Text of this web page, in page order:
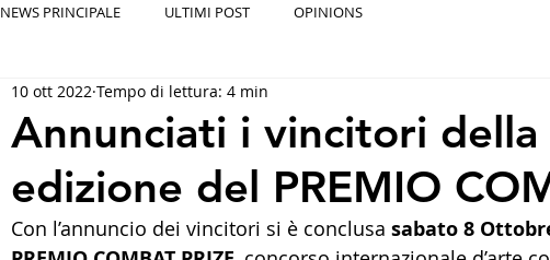
NEWS PRINCIPALE ULTIMI POST OPINIONS
Annunciati i vincitori della
edizione del PREMIO
10 ott 2022 Tempo di lettura: 4 min
Con l’annuncio dei vincitori si è conclusa sabato 8